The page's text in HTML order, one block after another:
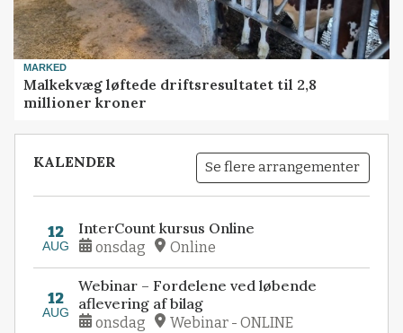
MARKED
Malkekvæg løftede driftsresultatet til 2,8
millioner kroner
KALENDER Se flere arrangementer
12
AUG
InterCount kursus Online
onsdag Online
12
AUG
Webinar – Fordelene ved løbende
aflevering af bilag
onsdag Webinar - ONLINE